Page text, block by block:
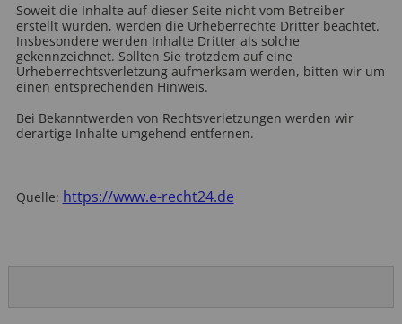
Soweit die Inhalte auf dieser Seite nicht vom Betreiber
erstellt wurden, werden die Urheberrechte Dritter beachtet.
Insbesondere werden Inhalte Dritter als solche
gekennzeichnet. Sollten Sie trotzdem auf eine
Urheberrechtsverletzung aufmerksam werden, bitten wir um
einen entsprechenden Hinweis.
Bei Bekanntwerden von Rechtsverletzungen werden wir
derartige Inhalte umgehend entfernen.
Quelle: https://www.e-recht24.de